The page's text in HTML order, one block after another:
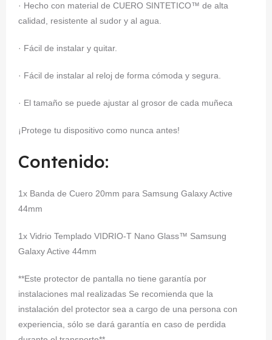
· Hecho con material de CUERO SINTETICO™ de alta
calidad, resistente al sudor y al agua.
· Fácil de instalar y quitar.
· Fácil de instalar al reloj de forma cómoda y segura.
· El tamaño se puede ajustar al grosor de cada muñeca
¡Protege tu dispositivo como nunca antes!
Contenido:
1x Banda de Cuero 20mm para Samsung Galaxy Active
44mm
1x Vidrio Templado VIDRIO-T Nano Glass™ Samsung
Galaxy Active 44mm
**Este protector de pantalla no tiene garantía por
instalaciones mal realizadas Se recomienda que la
instalación del protector sea a cargo de una persona con
experiencia, sólo se dará garantía en caso de perdida